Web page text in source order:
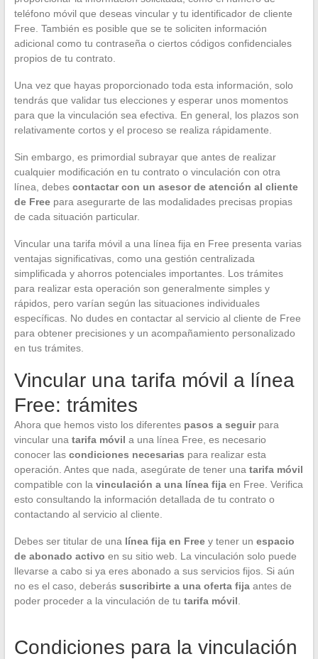
teléfono móvil que deseas vincular y tu identificador de cliente
Free. También es posible que se te soliciten información
adicional como tu contraseña o ciertos códigos confidenciales
propios de tu contrato.
Una vez que hayas proporcionado toda esta información, solo
tendrás que validar tus elecciones y esperar unos momentos
para que la vinculación sea efectiva. En general, los plazos son
relativamente cortos y el proceso se realiza rápidamente.
Sin embargo, es primordial subrayar que antes de realizar
cualquier modificación en tu contrato o vinculación con otra
línea, debes contactar con un asesor de atención al cliente
de Freepara asegurarte de las modalidades precisas propias
de cada situación particular.
Vincular una tarifa móvil a una línea fija en Free presenta varias
ventajas significativas, como una gestión centralizada
simplificada y ahorros potenciales importantes. Los trámites
para realizar esta operación son generalmente simples y
rápidos, pero varían según las situaciones individuales
específicas. No dudes en contactar al servicio al cliente de Free
para obtener precisiones y un acompañamiento personalizado
en tus trámites.
Vincular una tarifa móvil a línea
Free: trámites
Ahora que hemos visto los diferentes pasos a seguirpara
vincular una tarifa móvil a una línea Free, es necesario
conocer las condiciones necesarias para realizar esta
operación. Antes que nada, asegúrate de tener una tarifa móvil
compatible con la vinculación a una línea fijaen Free. Verifica
esto consultando la información detallada de tu contrato o
contactando al servicio al cliente.
Debes ser titular de una línea fija en Freey tener un espacio
de abonado activo en su sitio web. La vinculación solo puede
llevarse a cabo si ya eres abonado a sus servicios fijos. Si aún
no es el caso, deberás suscribirte a una oferta fijaantes de
poder proceder a la vinculación de tu tarifa móvil
Condiciones para la vinculación